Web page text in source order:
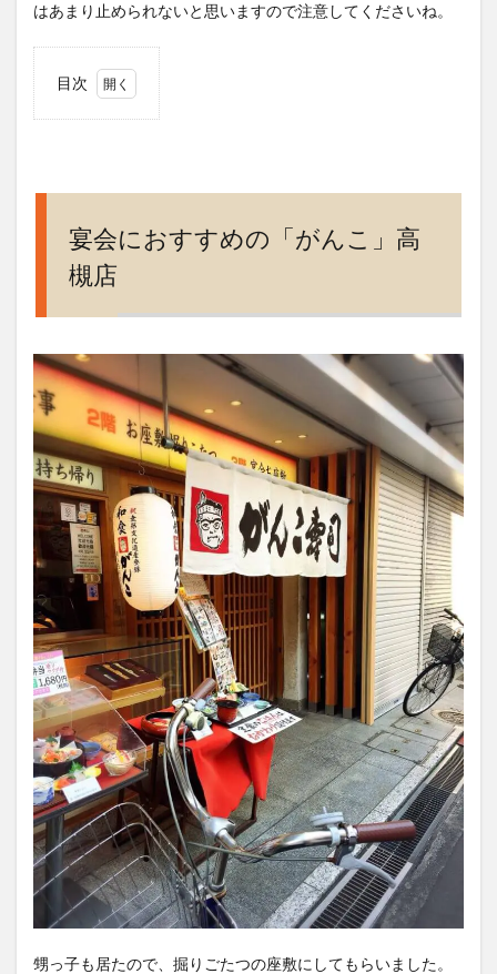
はあまり止められないと思いますので注意してくださいね。
目次
「が
こ」
2
お寿
司か
らお
鍋ま
でメ
ニュ
ー充
きう
どん
とネ
ギト
ロ巻
寿司
は間
違い
ない
4
グツ
でカ
宴会におすすめの「がんこ」高
槻店
甥っ子も居たので、掘りごたつの座敷にしてもらいました。